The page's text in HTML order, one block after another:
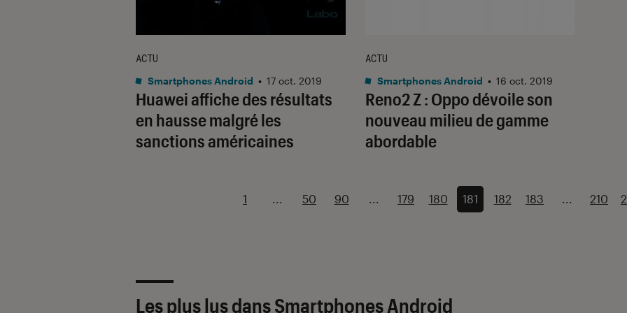
Huawei affiche des résultats
en hausse malgré les
sanctions américaines
ACTU
Smartphones Android • 17 oct. 2019
Reno2 Z : Oppo dévoile son
nouveau milieu de gamme
abordable
ACTU
Smartphones Android • 16 oct. 2019
1 ... 50 90 ... 179 180 181 182 183 ... 210
Les plus lus dans Smartphones Android